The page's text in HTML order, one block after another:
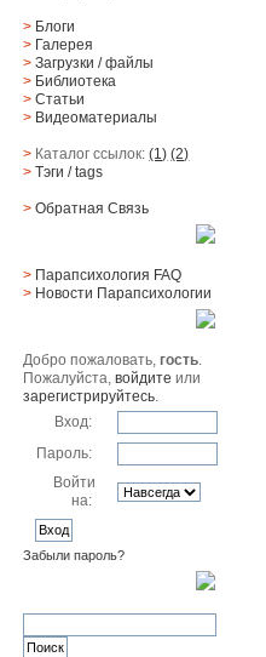
> Блоги
> Галерея
> Загрузки/файлы
> Библиотека
> Статьи
> Видеоматериалы
> Каталог ссылок:(1) (2)
> Тэги/ tags
> Обратная Cвязь
> Парапсихология FAQ
> Новости Парапсихологии
Добро пожаловать,гость.
Пожалуйста,войдите или
зарегистрируйтесь.
Вход:
Пароль:
Войти
на:
Забыли пароль?